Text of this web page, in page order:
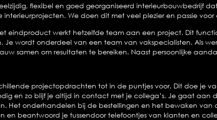
flexibel en goed georganiseerd interieurbouwbedrijf
We doen dit met veel plezier en passie
eindproduct werkt hetzelfde team aan een project. Dit
Je wordt onderdeel van een team van vakspecialisten. Als
samen om resultaten te bereiken. Naast persoonlijke
projectopdrachten tot in de puntjes voor. Dit doe je
en zo blijf je altijd in contact met je collega’s. Je gaat
Het onderhandelen bij de bestellingen en het bewaken van
beantwoord je tussendoor telefoontjes van klanten en